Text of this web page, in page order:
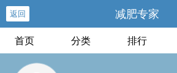
返回 减肥专家
首页 分类 排行